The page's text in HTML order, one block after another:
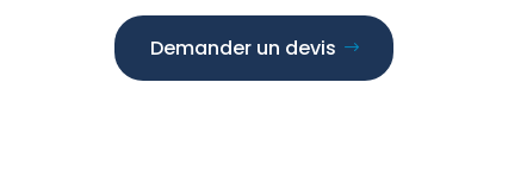
Demander un devis